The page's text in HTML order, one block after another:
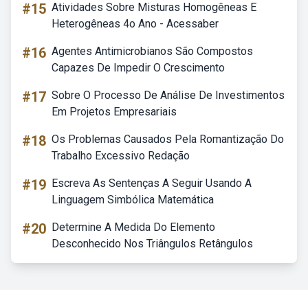
#15 Atividades Sobre Misturas Homogêneas E
Heterogêneas 4o Ano - Acessaber
#16 Agentes Antimicrobianos São Compostos
Capazes De Impedir O Crescimento
#17 Sobre O Processo De Análise De Investimentos
Em Projetos Empresariais
#18 Os Problemas Causados Pela Romantização Do
Trabalho Excessivo Redação
#19 Escreva As Sentenças A Seguir Usando A
Linguagem Simbólica Matemática
#20 Determine A Medida Do Elemento
Desconhecido Nos Triângulos Retângulos